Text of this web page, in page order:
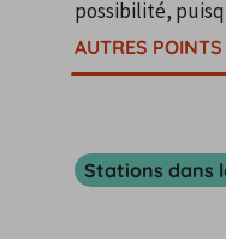
possibilité,
AUTRES
Stations dans